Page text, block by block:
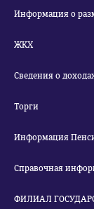
Информация о
ЖКХ
Сведения о
Торги
Информация
Справочная
ФИЛИАЛ